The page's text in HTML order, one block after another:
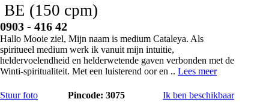
BE (150 cpm)
0903 - 416 42
Hallo Mooie ziel, Mijn naam is medium Cataleya. Als
spiritueel medium werk ik vanuit mijn intuitie,
heldervoelendheid en helderwetende gaven verbonden met de
Winti-spiritualiteit. Met een luisterend oor en .. Lees meer
Stuur foto Pincode: 3075 Ik ben beschikbaar